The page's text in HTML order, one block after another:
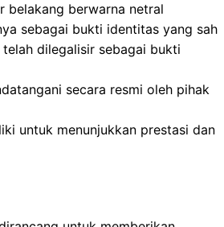
belakang berwarna netral
sebagai bukti identitas yang sah
dilegalisir sebagai bukti
secara resmi oleh pihak
untuk menunjukkan prestasi dan